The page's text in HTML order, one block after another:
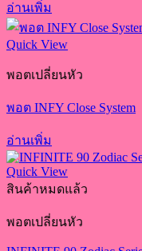
อ่านเพิ่ม
Quick View
พอตเปลี่ยนหัว
พอต INFY Close System
อ่านเพิ่ม
Quick View
สินค้าหมดแล้ว
พอตเปลี่ยนหัว